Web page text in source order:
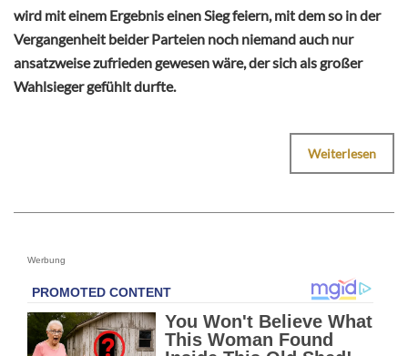
wird mit einem Ergebnis einen Sieg feiern, mit dem so in der
Vergangenheit beider Parteien noch niemand auch nur
ansatzweise zufrieden gewesen wäre, der sich als großer
Wahlsieger gefühlt durfte.
Weiterlesen
Werbung